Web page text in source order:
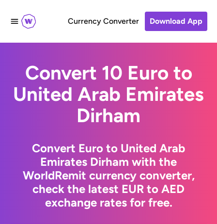
Currency Converter Download App
Convert 10 Euro to
United Arab Emirates
Dirham
Convert Euro to United Arab
Emirates Dirham with the
WorldRemit currency converter,
check the latest EUR to AED
exchange rates for free.